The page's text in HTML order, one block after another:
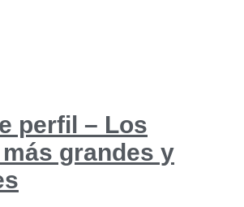
perfil – Los
grandes y